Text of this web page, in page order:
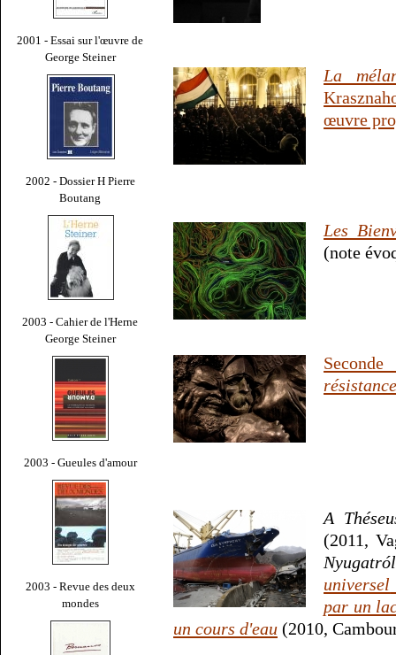
2001 - Essai sur l'œuvre de
George Steiner
2002 - Dossier H Pierre
Boutang
2003 - Cahier de l'Herne
George Steiner
2003 - Gueules d'amour
2003 - Revue des deux
mondes
La
œuvre
Les
(note
A
(2011,
universel
par un
un cours d'eau (2010,